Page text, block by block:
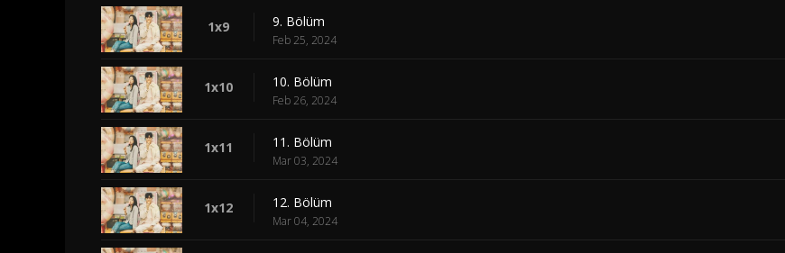
1x9 9. Bölüm
Feb 25, 2024
1x10 10. Bölüm
Feb 26, 2024
1x11 11. Bölüm
Mar 03, 2024
1x12 12. Bölüm
Mar 04, 2024